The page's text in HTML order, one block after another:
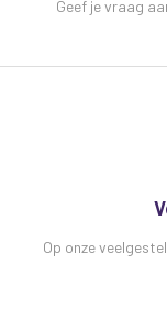
Uitgang
Geef je vraag
Op onze